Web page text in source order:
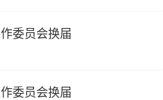
委员会换届
委员会换届